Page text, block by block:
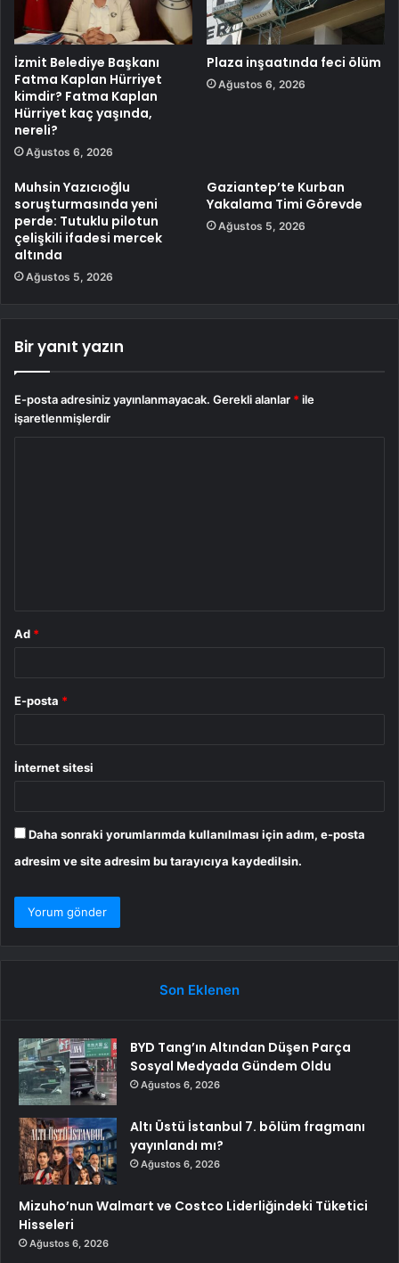
İzmit Belediye Başkanı
Fatma Kaplan Hürriyet
kimdir? Fatma Kaplan
Hürriyet kaç yaşında,
nereli?
Ağustos 6, 2026
Plaza inşaatında feci ölüm
Ağustos 6, 2026
Muhsin Yazıcıoğlu
soruşturmasında yeni
perde: Tutuklu pilotun
çelişkili ifadesi mercek
altında
Ağustos 5, 2026
Gaziantep’te Kurban
Yakalama Timi Görevde
Ağustos 5, 2026
Bir yanıt yazın
E-posta adresiniz yayınlanmayacak. Gerekli alanlar * ile
işaretlenmişlerdir
Ad *
E-posta *
İnternet sitesi
Daha sonraki yorumlarımda kullanılması için adım, e-posta
adresim ve site adresim bu tarayıcıya kaydedilsin.
Son Eklenen
BYD Tang’ın Altından Düşen Parça
Sosyal Medyada Gündem Oldu
Ağustos 6, 2026
Altı Üstü İstanbul 7. bölüm fragmanı
yayınlandı mı?
Ağustos 6, 2026
Mizuho’nun Walmart ve Costco Liderliğindeki Tüketici
Hisseleri
Ağustos 6, 2026